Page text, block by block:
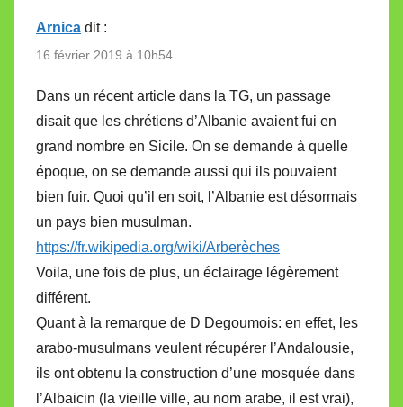
Arnica dit :
16 février 2019 à 10h54
Dans un récent article dans la TG, un passage
disait que les chrétiens d’Albanie avaient fui en
grand nombre en Sicile. On se demande à quelle
époque, on se demande aussi qui ils pouvaient
bien fuir. Quoi qu’il en soit, l’Albanie est désormais
un pays bien musulman.
https://fr.wikipedia.org/wiki/Arberèches
Voila, une fois de plus, un éclairage légèrement
différent.
Quant à la remarque de D Degoumois: en effet, les
arabo-musulmans veulent récupérer l’Andalousie,
ils ont obtenu la construction d’une mosquée dans
l’Albaicin (la vieille ville, au nom arabe, il est vrai),